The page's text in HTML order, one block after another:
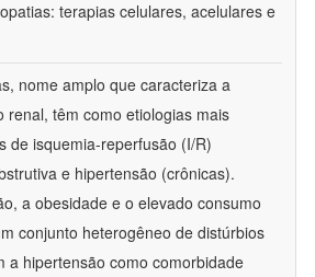
terapias celulares, acelulares e
nome amplo que caracteriza a
renal, têm como etiologias mais
de isquemia-reperfusão (I/R)
e hipertensão (crônicas).
a obesidade e o elevado consumo
conjunto heterogêneo de distúrbios
a hipertensão como comorbidade